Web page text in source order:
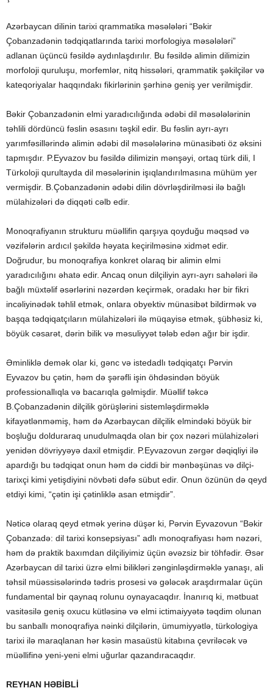
Azərbaycan dilinin tarixi qrammatika məsələləri “Bəkir
Çobanzadənin tədqiqatlarında tarixi morfologiya məsələləri”
adlanan üçüncü fəsildə aydınlaşdırılır. Bu fəsildə alimin dilimizin
morfoloji quruluşu, morfemlər, nitq hissələri, qrammatik şəkilçilər və
kateqoriyalar haqqındakı fikirlərinin şərhinə geniş yer verilmişdir.
Bəkir Çobanzadənin elmi yaradıcılığında ədəbi dil məsələlərinin
təhlili dördüncü fəslin əsasını təşkil edir. Bu fəslin ayrı-ayrı
yarımfəsillərində alimin ədəbi dil məsələlərinə münasibəti öz əksini
tapmışdır. P.Eyvazov bu fəsildə dilimizin mənşəyi, ortaq türk dili, I
Türkoloji qurultayda dil məsələrinin işıqlandırılmasına mühüm yer
vermişdir. B.Çobanzadənin ədəbi dilin dövrləşdirilməsi ilə bağlı
mülahizələri də diqqəti cəlb edir.
Monoqrafiyanın strukturu müəllifin qarşıya qoyduğu məqsəd və
vəzifələrin ardıcıl şəkildə həyata keçirilməsinə xidmət edir.
Doğrudur, bu monoqrafiya konkret olaraq bir alimin elmi
yaradıcılığını əhatə edir. Ancaq onun dilçiliyin ayrı-ayrı sahələri ilə
bağlı müxtəlif əsərlərini nəzərdən keçirmək, oradakı hər bir fikri
incəliyinədək təhlil etmək, onlara obyektiv münasibət bildirmək və
başqa tədqiqatçıların mülahizələri ilə müqayisə etmək, şübhəsiz ki,
böyük cəsarət, dərin bilik və məsuliyyət tələb edən ağır bir işdir.
Əminliklə demək olar ki, gənc və istedadlı tədqiqatçı Pərvin
Eyvazov bu çətin, həm də şərəfli işin öhdəsindən böyük
professionallıqla və bacarıqla gəlmişdir. Müəllif təkcə
B.Çobanzadənin dilçilik görüşlərini sistemləşdirməklə
kifayətlənməmiş, həm də Azərbaycan dilçilik elmindəki böyük bir
boşluğu dolduraraq unudulmaqda olan bir çox nəzəri mülahizələri
yenidən dövriyyəyə daxil etmişdir. P.Eyvazovun zərgər dəqiqliyi ilə
apardığı bu tədqiqat onun həm də ciddi bir mənbəşünas və dilçi-
tarixçi kimi yetişdiyini növbəti dəfə sübut edir. Onun özünün də qeyd
etdiyi kimi, “çətin işi çətinliklə asan etmişdir”.
Nəticə olaraq qeyd etmək yerinə düşər ki, Pərvin Eyvazovun “Bəkir
Çobanzadə: dil tarixi konsepsiyası” adlı monoqrafiyası həm nəzəri,
həm də praktik baxımdan dilçiliyimiz üçün əvəzsiz bir töhfədir. Əsər
Azərbaycan dil tarixi üzrə elmi bilikləri zənginləşdirməklə yanaşı, ali
təhsil müəssisələrində tədris prosesi və gələcək araşdırmalar üçün
fundamental bir qaynaq rolunu oynayacaqdır. İnanırıq ki, mətbuat
vasitəsilə geniş oxucu kütləsinə və elmi ictimaiyyətə təqdim olunan
bu sanballı monoqrafiya nəinki dilçilərin, ümumiyyətlə, türkologiya
tarixi ilə maraqlanan hər kəsin masaüstü kitabına çevriləcək və
müəllifinə yeni-yeni elmi uğurlar qazandıracaqdır.
REYHAN HƏBİBLİ